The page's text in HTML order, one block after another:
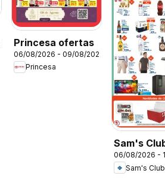
Princesa ofertas
06/08/2026 - 09/08/2026
Princesa
Sam's
Ofertas
semana
06/08/2026 -
Sam's Club